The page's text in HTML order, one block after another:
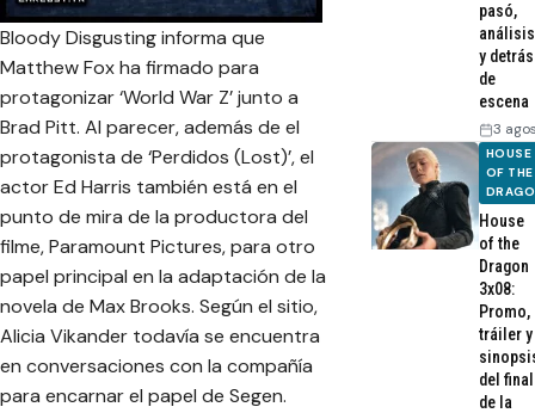
Bloody Disgusting informa que
Matthew Fox ha firmado para
protagonizar ‘World War Z’ junto a
Brad Pitt. Al parecer, además de el
protagonista de ‘Perdidos (Lost)’, el
actor Ed Harris también está en el
punto de mira de la productora del
filme, Paramount Pictures, para otro
papel principal en la adaptación de la
novela de Max Brooks. Según el sitio,
Alicia Vikander todavía se encuentra
en conversaciones con la compañía
para encarnar el papel de Segen.
pasó,
análisis
y detrás
de
escena
3
HOUSE
OF THE
House
of the
Dragon
3x08:
Promo,
tráiler y
del final
de la